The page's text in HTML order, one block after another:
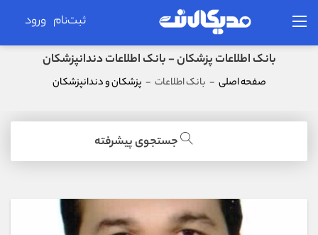
ثبت‌نام ورود
بانک اطلاعات پزشکان - بانک اطلاعات دندانپزشکان
صفحه اصلی - بانک اطلاعات - پزشکان و دندانپزشکان
جستجوی پیشرفته